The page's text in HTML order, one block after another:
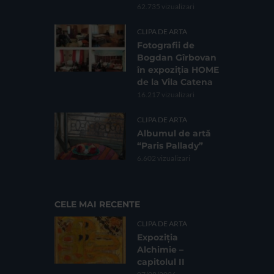
62.735 vizualizari
CLIPA DE ARTA
Fotografii de
Bogdan Gîrbovan
în expoziția HOME
de la Vila Catena
16.217 vizualizari
CLIPA DE ARTA
Albumul de artă
“Paris Pallady”
6.602 vizualizari
CELE MAI RECENTE
CLIPA DE ARTA
Expoziția
Alchimie –
capitolul II